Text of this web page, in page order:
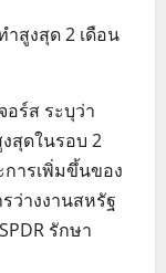
สูงสุด 2 เดือน
อร์ส ระบุว่า
สุดในรอบ 2
ารเพิ่มขึ้นของ
ว่างงานสหรัฐ
รักษา